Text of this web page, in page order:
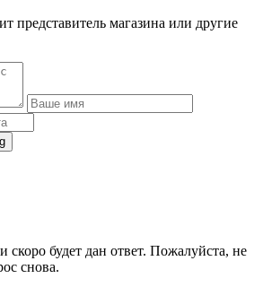
представитель магазина или другие
будет дан ответ. Пожалуйста, не
снова.